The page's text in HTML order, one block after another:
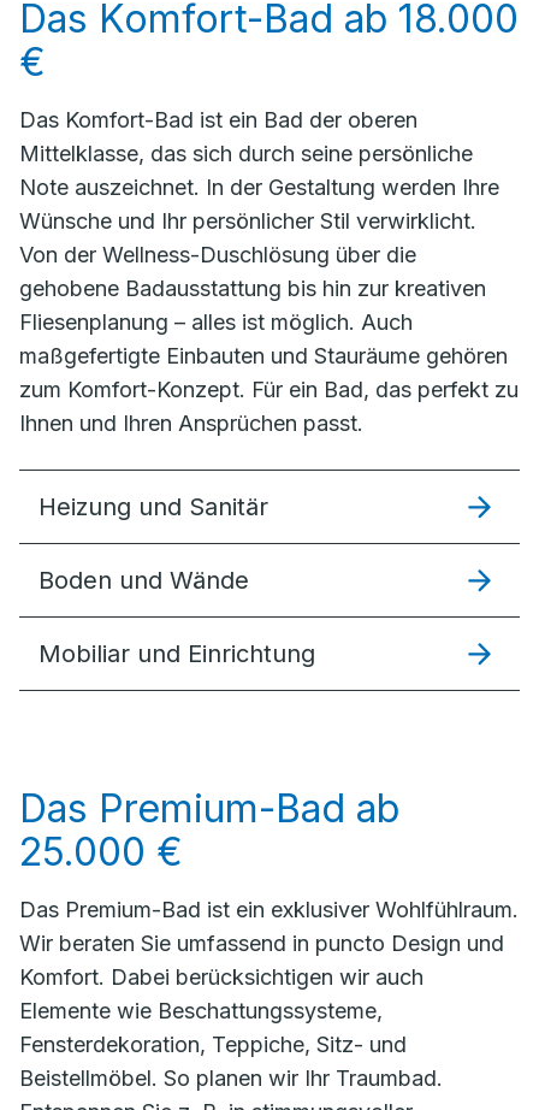
Das Komfort-Bad ab 18.000
€
Das Komfort-Bad ist ein Bad der oberen
Mittelklasse, das sich durch seine persönliche
Note auszeichnet. In der Gestaltung werden Ihre
Wünsche und Ihr persönlicher Stil verwirklicht.
Von der Wellness-Duschlösung über die
gehobene Badausstattung bis hin zur kreativen
Fliesenplanung – alles ist möglich. Auch
maßgefertigte Einbauten und Stauräume gehören
zum Komfort-Konzept. Für ein Bad, das perfekt zu
Ihnen und Ihren Ansprüchen passt.
Heizung und Sanitär
Boden und Wände
Mobiliar und Einrichtung
Das Premium-Bad ab
25.000 €
Das Premium-Bad ist ein exklusiver Wohlfühlraum.
Wir beraten Sie umfassend in puncto Design und
Komfort. Dabei berücksichtigen wir auch
Elemente wie Beschattungssysteme,
Fensterdekoration, Teppiche, Sitz- und
Beistellmöbel. So planen wir Ihr Traumbad.